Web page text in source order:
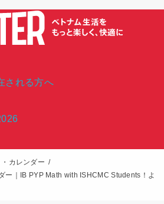
される方へ
カレンダー
ー｜IB PYP Math with ISHCMC Students！よ